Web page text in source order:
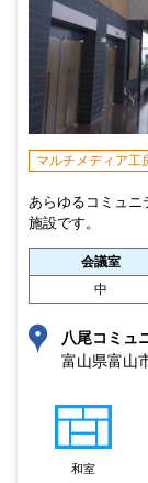
マルチメディア工
あらゆるコミュ
施設です。
会議室
中
八尾コミュ
富山県富山
和室